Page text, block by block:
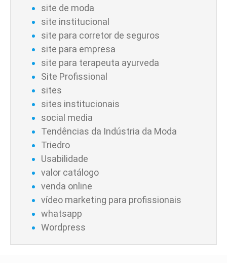
site de moda
site institucional
site para corretor de seguros
site para empresa
site para terapeuta ayurveda
Site Profissional
sites
sites institucionais
social media
Tendências da Indústria da Moda
Triedro
Usabilidade
valor catálogo
venda online
vídeo marketing para profissionais
whatsapp
Wordpress